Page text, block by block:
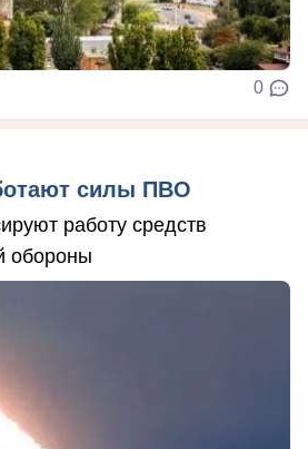
0
силы ПВО
работу средств
обороны